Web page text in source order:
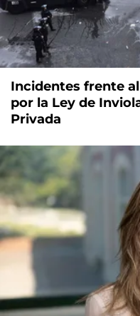
Incidentes frente
por la Ley de
Privada